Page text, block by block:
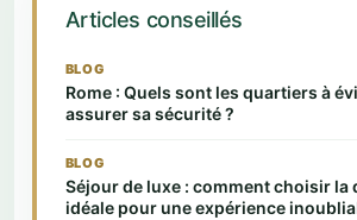
Articles conseillés
BLOG
Rome : Quels sont les quartiers à
assurer sa sécurité ?
BLOG
Séjour de luxe : comment choisir la
idéale pour une expérience